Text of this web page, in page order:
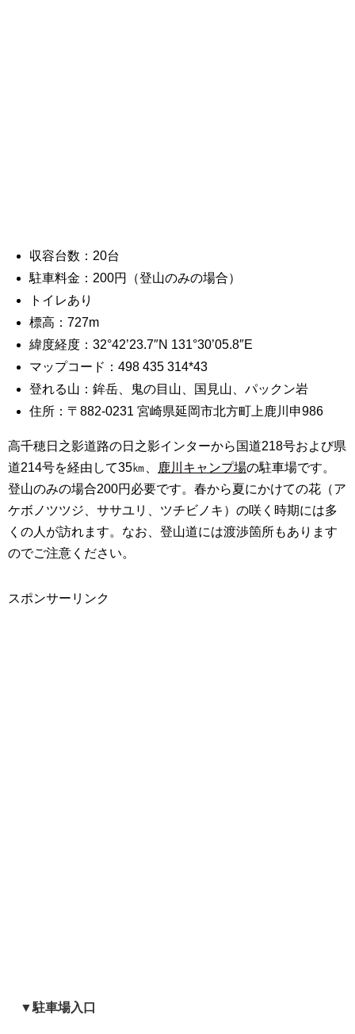
収容台数：20台
駐車料金：200円（登山のみの場合）
トイレあり
標高：727m
緯度経度：32°42’23.7″N 131°30’05.8″E
マップコード：498 435 314*43
登れる山：鉾岳、鬼の目山、国見山、パックン岩
住所：〒882-0231 宮崎県延岡市北方町上鹿川申986
高千穂日之影道路の日之影インターから国道218号および県
道214号を経由して35㎞、
鹿川キャンプ場の駐車場です。
登山のみの場合200円必要です。春から夏にかけての花（ア
ケボノツツジ、ササユリ、ツチビノキ）の咲く時期には多
くの人が訪れます。なお、登山道には渡渉箇所もあります
のでご注意ください。
スポンサーリンク
▼駐車場入口